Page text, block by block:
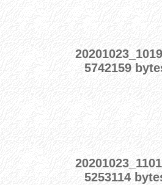
5742159
5253114